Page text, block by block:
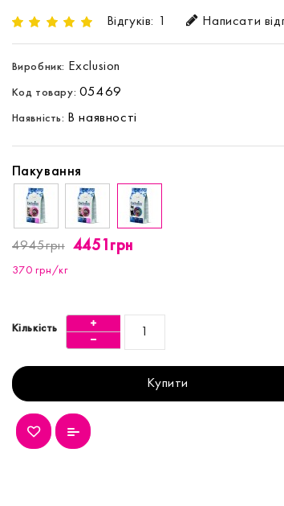
Відгуків: 1 Написати
Виробник: Exclusion
Код товару: 05469
Наявність: В наявності
Пакування
4945грн 4451грн
370 грн/кг
Кількість
Купити